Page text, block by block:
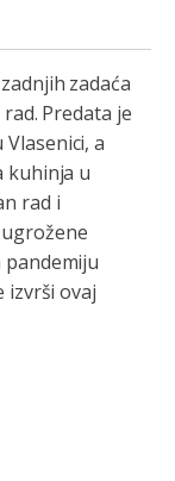
zadaća
Predata je
a
kuhinja u
rad i
izvrši ovaj